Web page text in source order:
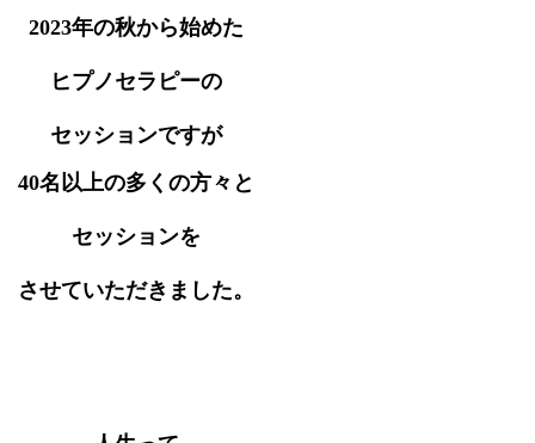
2023年の秋から始めた
ヒプノセラピーの
セッションですが
40名以上の多くの方々と
セッションを
させていただきました。